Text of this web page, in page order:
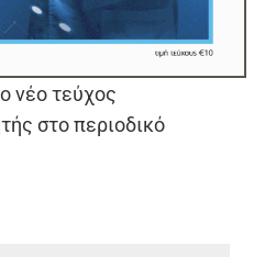
νέο τεύχος
στο περιοδικό